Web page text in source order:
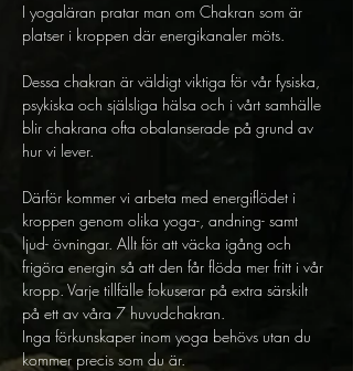
I yogaläran pratar man om Chakran som är
platser i kroppen där energikanaler möts.
Dessa chakran är väldigt viktiga för vår fysiska,
psykiska och själsliga hälsa och i vårt samhälle
blir chakrana ofta obalanserade på grund av
hur vi lever.
Därför kommer vi arbeta med energiflödet i
kroppen genom olika yoga-, andning- samt
ljud- övningar. Allt för att väcka igång och
frigöra energin så att den får flöda mer fritt i vår
kropp. Varje tillfälle fokuserar på extra särskilt
på ett av våra 7 huvudchakran.
Inga förkunskaper inom yoga behövs utan du
kommer precis som du är.